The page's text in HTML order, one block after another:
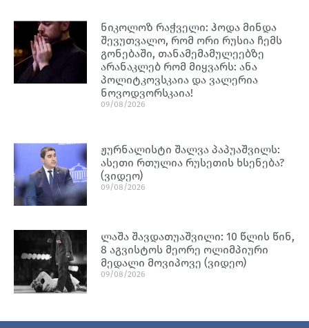
ნიკოლოზ რაჭველი: ჰოდა მინდა
შევუთვალო, რომ ორი რუსია ჩემს
გონებაში, თანამემამულეებზე
არანაკლებ რომ მიყვარს: ანა
პოლიტკოვსკაია და ვალერია
ნოვოდვორსკაია!
09/08/2026
ჟურნალისტი შალვა პაპუაშვილს:
ასეთი რთულია რუსეთის ხსენება?
(ვიდეო)
09/08/2026
ლაშა შავდათუაშვილი: 10 წლის წინ,
8 აგვისტოს მეორე ოლიმპიური
მედალი მოვიპოვე (ვიდეო)
09/08/2026